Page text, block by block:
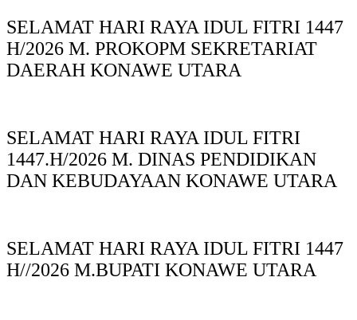
SELAMAT HARI RAYA IDUL FITRI 1447
H/2026 M. PROKOPM SEKRETARIAT
DAERAH KONAWE UTARA
SELAMAT HARI RAYA IDUL FITRI
1447.H/2026 M. DINAS PENDIDIKAN
DAN KEBUDAYAAN KONAWE UTARA
SELAMAT HARI RAYA IDUL FITRI 1447
H//2026 M.BUPATI KONAWE UTARA